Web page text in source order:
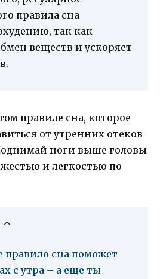
правила сна
так как
веществ и ускоряет
правиле сна, которое
от утренних отеков
ноги выше головы
и легкостью по
правило сна поможет
с утра – а еще ты